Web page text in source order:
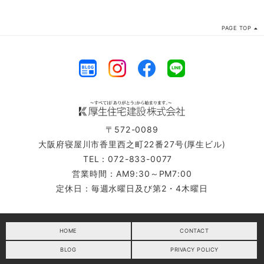
PAGE TOP
〒572-0089
大阪府寝屋川市香里西之町22番27号(厚生ビル)
TEL：072-833-0077
営業時間：AM9:30～PM7:00
定休日：毎週水曜日及び第2・4木曜日
HOME CONTACT
BLOG PRIVACY POLICY